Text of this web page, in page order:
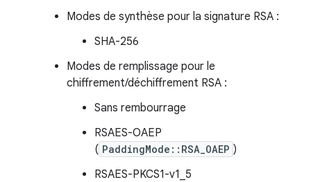
Modes de synthèse pour la signature RSA :
SHA-256
Modes de remplissage pour le
chiffrement/déchiffrement RSA :
Sans rembourrage
RSAES-OAEP
( PaddingMode::RSA_OAEP )
RSAES-PKCS1-v1_5